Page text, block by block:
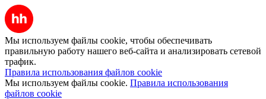
Мы используем файлы cookie, чтобы обеспечивать
правильную работу нашего веб-сайта и анализировать сетевой
трафик.
Правила использования файлов cookie
Мы используем файлы cookie. Правила использования
файлов cookie